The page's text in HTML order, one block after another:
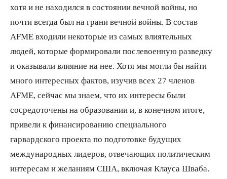
хотя и не находился в состоянии вечной войны, но
почти всегда был на грани вечной войны. В состав
AFME входили некоторые из самых влиятельных
людей, которые формировали послевоенную разведку
и оказывали влияние на нее. Хотя мы могли бы найти
много интересных фактов, изучив всех 27 членов
AFME, сейчас мы знаем, что их интересы были
сосредоточены на образовании и, в конечном итоге,
привели к финансированию специального
гарвардского проекта по подготовке будущих
международных лидеров, отвечающих политическим
интересам и желаниям США, включая Клауса Шваба.